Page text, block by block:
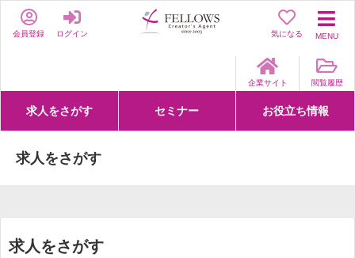
会員登録 ログイン 気になる MENU
企業サイト 閲覧履歴
求人をさがす
詳細条件からさがす
求人特集からさがす
セミナー
セミナーをさがす
クリエイティブNEXT
クリエイターズファーム
e-ラーニング
Fellows Creative Academy
企業研修
お役立ち情報
お役立ち情報一覧
聞くは一時、聞かぬは一生
クリエイターのお仕事図鑑
クリエイターの声
Q&A
企業様向けお役立ち情報
求人をさがす
求人をさがす